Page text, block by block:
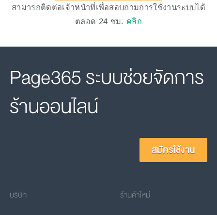
สามารถติดต่อเจ้าหน้าที่เพื่อสอบถามการใช้งานระบบได้
ตลอด 24 ชม. คลิก
Page365 ระบบช่วยจัดการ
ร้านออนไลน์
สมัครใช้งาน
บริษัท ร้านค้าใหม่